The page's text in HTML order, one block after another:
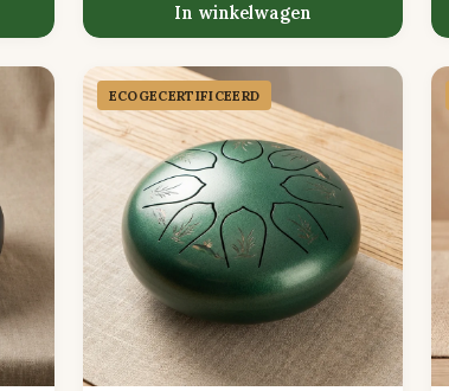
In winkelwagen
ECOGECER­TIFICEERD